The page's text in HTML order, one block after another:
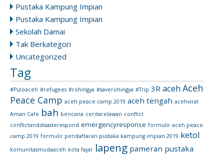
Pustaka Kampung Impian
Pustaka Kampung Impian
Sekolah Damai
Tak Berkategori
Uncategorized
Tag
#Puloaceh #refugees #rohingya #saverohingya #Trip 3R acehAceh
Peace Camp aceh peace camp 2019 aceh tengah acehviral
Aman Cafe bah bencana ceritarelawan conflict
conflictanddisasterespond emergencyresponse formulir aceh peace
camp 2019 formulir pendaftaran pustaka kampung impian 2019 ketol
komunitasmudaaceh kota fajar lapeng pameran pustaka